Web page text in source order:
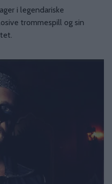
i legendariske
trommespill og sin